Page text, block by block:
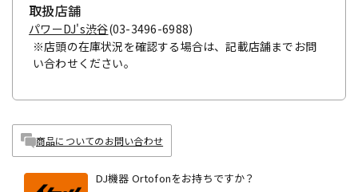
取扱店舗
パワーDJ's渋谷(03-3496-6988)
※店頭の在庫状況を確認する場合は、記載店舗までお問
い合わせください。
商品についてのお問い合わせ
DJ機器 Ortofonをお持ちですか？